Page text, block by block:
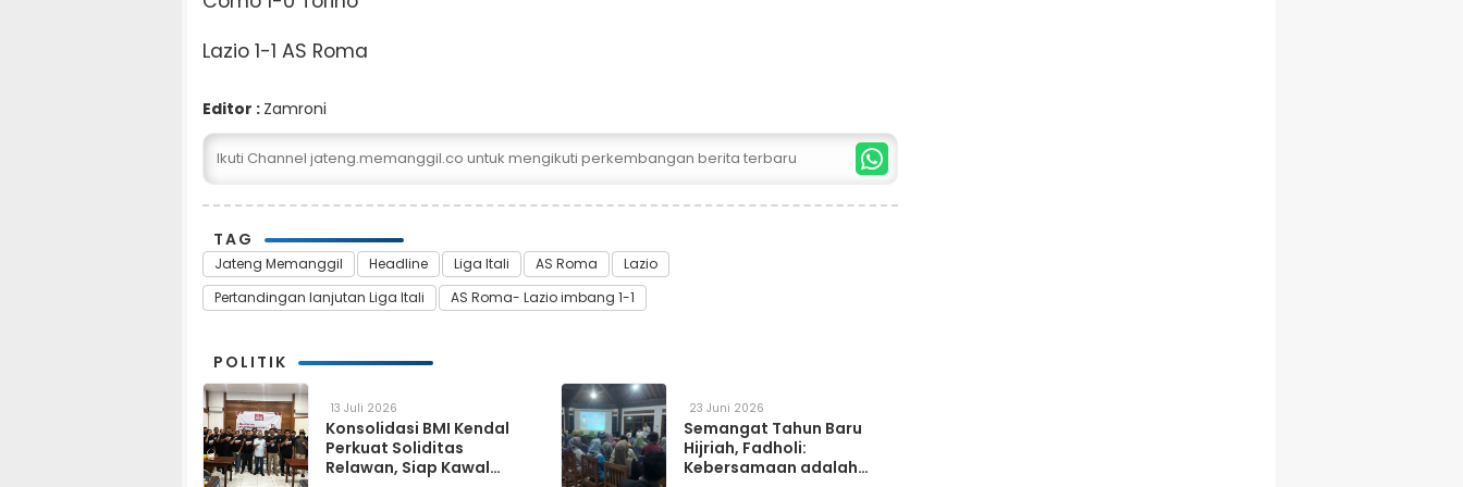
​​​​​​​Lazio 1-1 AS Roma
Editor : Zamroni
Ikuti Channel jateng.memanggil.co untuk mengikuti perkembangan berita terbaru
TAG
Jateng Memanggil Headline Liga Itali AS Roma
Lazio
Pertandingan lanjutan Liga Itali
AS Roma- Lazio imbang 1-1
POLITIK
13 Juli 2026
Konsolidasi BMI Kendal
Perkuat Soliditas
Relawan, Siap Kawal
23 Juni 2026
Semangat Tahun Baru
Hijriah, Fadholi:
Kebersamaan adalah